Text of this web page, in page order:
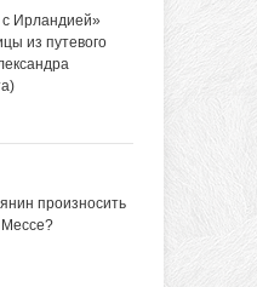
Ирландией»
из путевого
произносить